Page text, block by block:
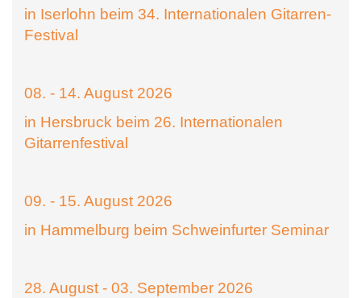
in Iserlohn beim 34. Internationalen Gitarren-
Festival
08. - 14. August 2026
in Hersbruck beim 26. Internationalen
Gitarrenfestival
09. - 15. August 2026
in Hammelburg beim Schweinfurter Seminar
28. August - 03. September 2026